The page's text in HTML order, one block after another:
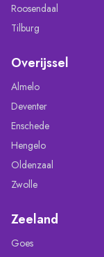
Roosendaal
Tilburg
Overijssel
Almelo
Deventer
Enschede
Hengelo
Oldenzaal
Zwolle
Zeeland
Goes